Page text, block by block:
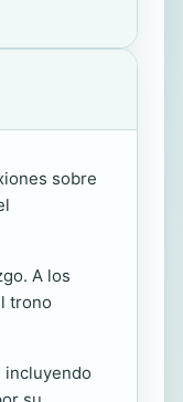
sobre
A los
trono
incluyendo